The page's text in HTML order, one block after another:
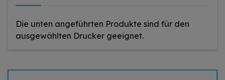
Die unten angeführten Produkte sind für den
ausgewählten Drucker geeignet.